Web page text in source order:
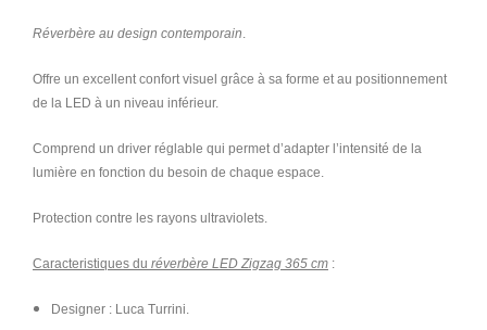
Réverbère au design contemporain
Offre un excellent confort visuel grâce à sa forme et au positionnement
de la LED à un niveau inférieur.
Comprend un driver réglable qui permet d’adapter l’intensité de la
lumière en fonction du besoin de chaque espace.
Protection contre les rayons ultraviolets.
Caracteristiques du réverbère LED Zigzag 365 cm :
Designer : Luca Turrini.